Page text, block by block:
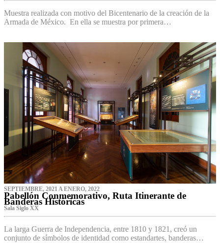
Muestra realizada con motivo del Bicentenario de la creación de la
Armada de México. En ella se muestra por primera…
SEPTIEMBRE, 2021 A ENERO, 2022
Pabellón Conmemorativo, Ruta Itinerante de
Banderas Históricas
Sala Siglo XX
La larga Guerra de Independencia, entre 1810 y 1821, creó un
conjunto de símbolos de identidad como estandartes, banderas…